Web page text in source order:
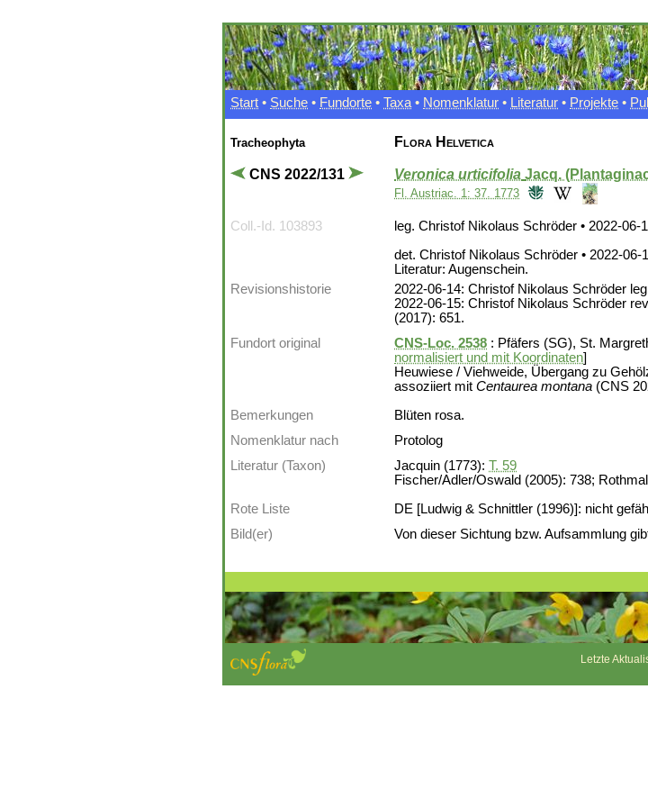
Start • Suche • Fundorte • Taxa • Nomenklatur • Literatur • Projekte •
Tracheophyta
CNS 2022/131
Flora Helvetica
Veronica urticifolia Jacq.
Fl. Austriac. 1: 37. 1773
Coll.-Id. 103893
leg. Christof Nikolaus Schröder • 2022-06-
det. Christof Nikolaus Schröder • 2022-06-
Literatur: Augenschein.
Revisionshistorie
2022-06-14: Christof Nikolaus Schröder
2022-06-15: Christof Nikolaus Schröder
(2017): 651.
Fundort original
CNS-Loc. 2538 : Pfäfers (SG), St.
normalisiert und mit Koordinaten]
Heuwiese / Viehweide, Übergang zu
assoziiert mit Centaurea montana (CNS
Bemerkungen
Blüten rosa.
Nomenklatur nach
Protolog
Literatur (Taxon)
Jacquin (1773): T. 59
Fischer/Adler/Oswald (2005): 738;
Rote Liste
DE [Ludwig & Schnittler (1996)]: nicht
Bild(er)
Von dieser Sichtung bzw. Aufsammlung
Letzte